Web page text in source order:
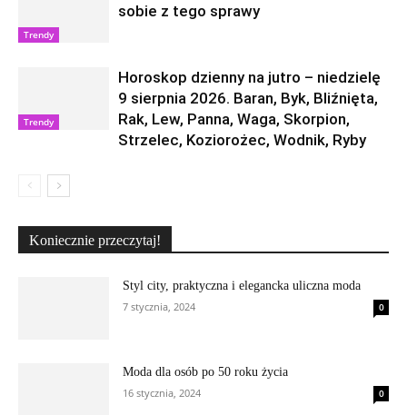
Trendy
sobie z tego sprawy
Trendy
Horoskop dzienny na jutro – niedzielę
9 sierpnia 2026. Baran, Byk, Bliźnięta,
Rak, Lew, Panna, Waga, Skorpion,
Strzelec, Koziorożec, Wodnik, Ryby
Koniecznie przeczytaj!
Styl city, praktyczna i elegancka uliczna moda
7 stycznia, 2024
0
Moda dla osób po 50 roku życia
16 stycznia, 2024
0